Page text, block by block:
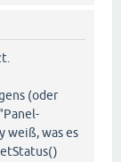
(oder
weiß, was es